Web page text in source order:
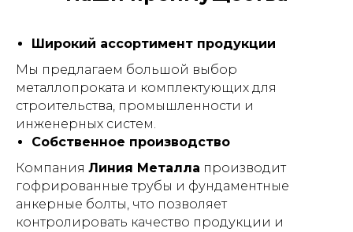
Широкий ассортимент продукции
Мы предлагаем большой выбор
металлопроката и комплектующих для
строительства, промышленности и
инженерных систем.
Собственное производство
Компания Линия Металла производит
гофрированные трубы и фундаментные
анкерные болты, что позволяет
контролировать качество продукции и